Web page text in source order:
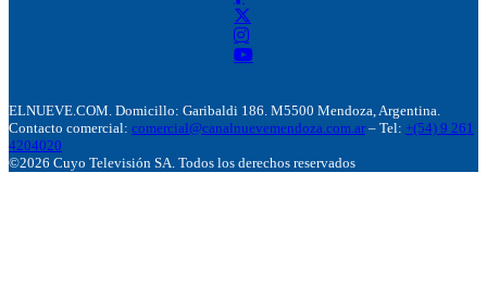
ELNUEVE.COM. Domicillo: Garibaldi 186. M5500 Mendoza, Argentina.
Contacto comercial: comercial@canalnuevemendoza.com.ar – Tel: +(54) 9 261
4204020
©2026 Cuyo Televisión SA. Todos los derechos reservados